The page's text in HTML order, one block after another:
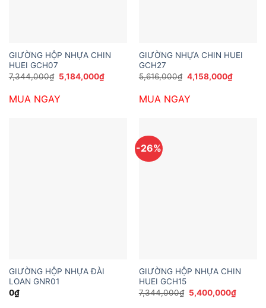
GIƯỜNG HỘP NHỰA CHIN
HUEI GCH07
7,344,000₫ Giá
gốc
7,344,000₫.
5,184,000₫Giá
hiện
MUA NGAY
GIƯỜNG NHỰA CHIN HUEI
GCH27
5,616,000₫ Giá
gốc
5,616,000₫.
4,158,000₫Giá
hiện
MUA NGAY
GIƯỜNG HỘP NHỰA ĐÀI
LOAN GNR01
0₫
-26%
GIƯỜNG HỘP NHỰA CHIN
HUEI GCH15
7,344,000₫ Giá
gốc
5,400,000₫Giá
hiện